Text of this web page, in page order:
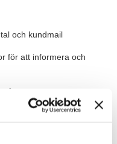
och kundmail
för att informera och
kontoret enligt senare